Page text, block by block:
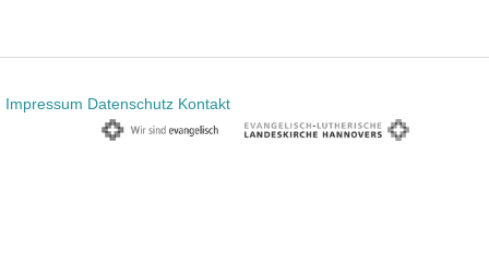
Impressum Datenschutz Kontakt